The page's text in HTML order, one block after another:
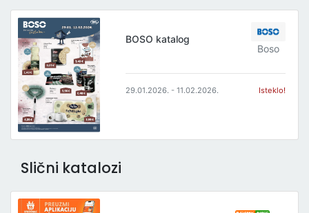
BOSO katalog
Boso
29.01.2026. - 11.02.2026. Isteklo!
Slični katalozi